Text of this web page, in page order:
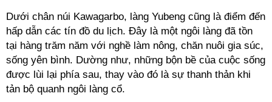
Dưới chân núi Kawagarbo, làng Yubeng cũng là điểm đến
hấp dẫn các tín đồ du lịch. Đây là một ngôi làng đã tồn
tại hàng trăm năm với nghề làm nông, chăn nuôi gia súc,
sống yên bình. Dường như, những bộn bề của cuộc sống
được lùi lại phía sau, thay vào đó là sự thanh thản khi
tản bộ quanh ngôi làng cổ.